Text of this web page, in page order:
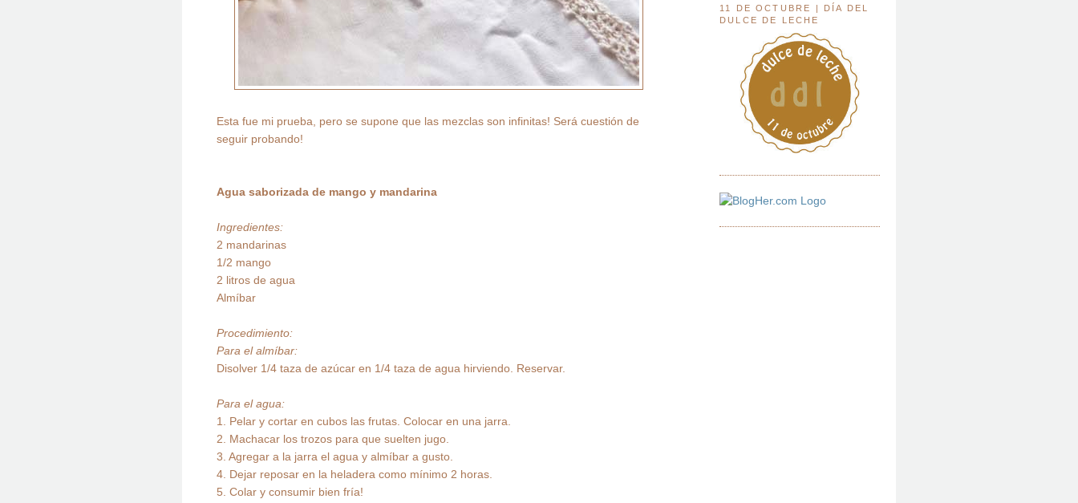
Esta fue mi prueba, pero se supone que las mezclas son infinitas! Será cuestión de
seguir probando!
Agua saborizada de mango y mandarina
Ingredientes:
2 mandarinas
1/2 mango
2 litros de agua
Almíbar
Procedimiento:
Para el almíbar:
Disolver 1/4 taza de azúcar en 1/4 taza de agua hirviendo. Reservar.
Para el agua:
1. Pelar y cortar en cubos las frutas. Colocar en una jarra.
2. Machacar los trozos para que suelten jugo.
3. Agregar a la jarra el agua y almíbar a gusto.
4. Dejar reposar en la heladera como mínimo 2 horas.
5. Colar y consumir bien fría!
11 DE OCTUBRE | DÍA DEL
DULCE DE LECHE